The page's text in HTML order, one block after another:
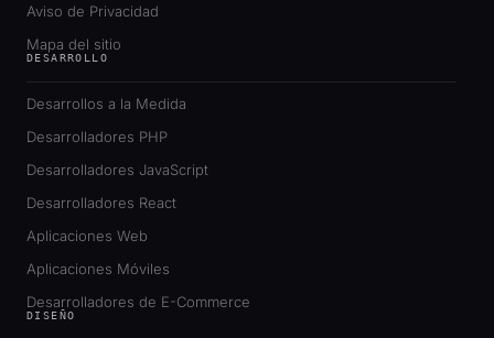
Aviso de Privacidad
Mapa del sitio
DESARROLLO
Desarrollos a la Medida
Desarrolladores PHP
Desarrolladores JavaScript
Desarrolladores React
Aplicaciones Web
Aplicaciones Móviles
Desarrolladores de E-Commerce
DISEÑO